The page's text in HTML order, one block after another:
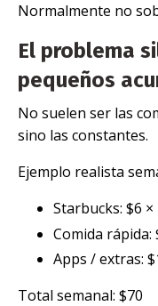
Normalmente no
El problema
pequeños
No suelen ser las
sino las constantes.
Ejemplo realista
Starbucks: $6 ×
Comida rápida:
Apps / extras:
Total semanal: $70